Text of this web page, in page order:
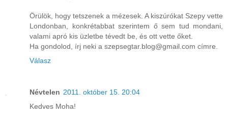
Örülök, hogy tetszenek a mézesek. A kiszúrókat Szepy vette
Londonban, konkrétabbat szerintem ő sem tud mondani,
valami apró kis üzletbe tévedt be, és ott vette őket.
Ha gondolod, írj neki a szepsegtar.blog@gmail.com címre.
Válasz
Névtelen 2011. október 15. 20:04
Kedves Moha!